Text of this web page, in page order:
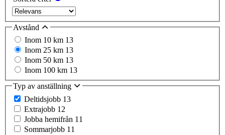
Avstånd
Inom 10 km 13
Inom 25 km 13
Inom 50 km 13
Inom 100 km 13
Typ av anställning
Deltidsjobb 13
Extrajobb 12
Jobba hemifrån 11
Sommarjobb 11